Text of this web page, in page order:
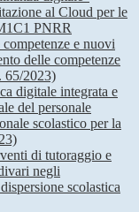
al Cloud per le
PNRR
e nuovi
delle competenze
65/2023)
digitale integrata e
del personale
scolastico per la
di tutoraggio e
negli
scolastica